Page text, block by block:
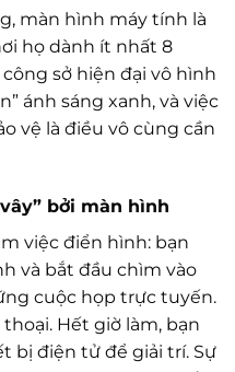
màn hình máy tính là
họ dành ít nhất 8
sở hiện đại vô hình
ánh sáng xanh, và việc
vệ là điều vô cùng cần
bởi màn hình
việc điển hình: bạn
và bắt đầu chìm vào
cuộc họp trực tuyến.
Hết giờ làm, bạn
bị điện tử để giải trí. Sự